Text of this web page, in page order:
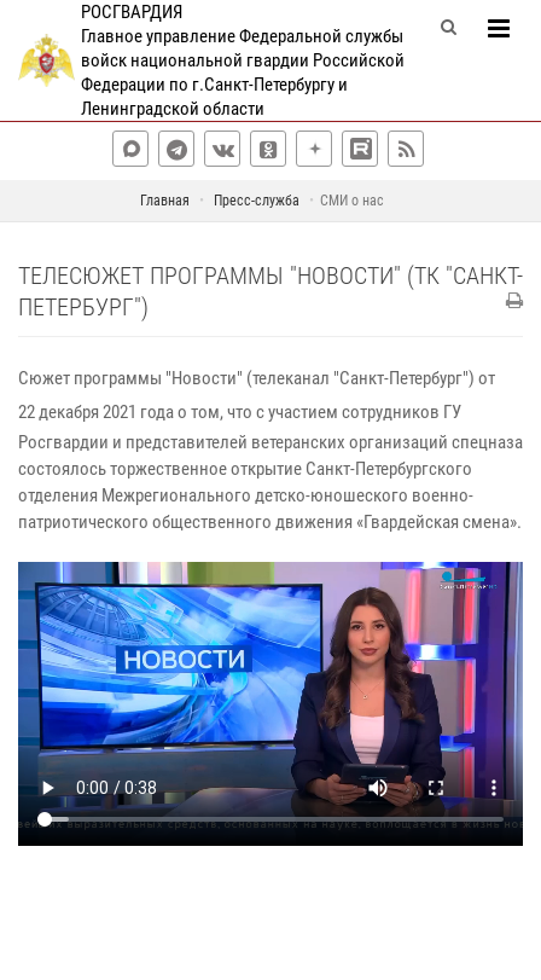
РОСГВАРДИЯ
Главное управление Федеральной службы
войск национальной гвардии Российской
Федерации по г.Санкт-Петербургу и
Ленинградской области
Главная Пресс-служба СМИ о нас
ТЕЛЕСЮЖЕТ ПРОГРАММЫ "НОВОСТИ" (ТК "САНКТ-
ПЕТЕРБУРГ")
Сюжет программы "Новости" (телеканал "Санкт-Петербург") от
22 декабря 2021 года о том, что с участием сотрудников ГУ
Росгвардии и представителей ветеранских организаций спецназа
состоялось торжественное открытие Санкт-Петербургского
отделения Межрегионального детско-юношеского военно-
патриотического общественного движения «Гвардейская смена».